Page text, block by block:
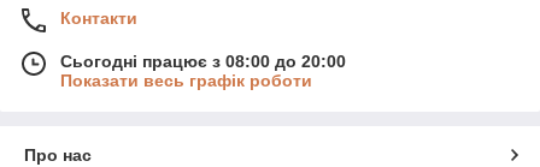
Контакти
Сьогодні працює з 08:00 до 20:00
Показати весь графік роботи
Про нас